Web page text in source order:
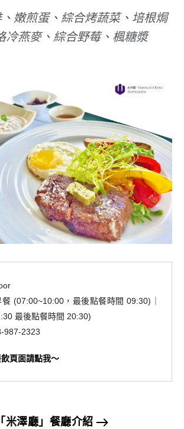
嫩煎蛋、綜合烤蔬菜、培根焗
冷燕麥、綜合野莓、楓糖漿
(07:00~10:00，最後點餐時間 09:30)｜
最後點餐時間 20:30)
987-2323
頁面請點我～
「米澤廳」餐廳介紹